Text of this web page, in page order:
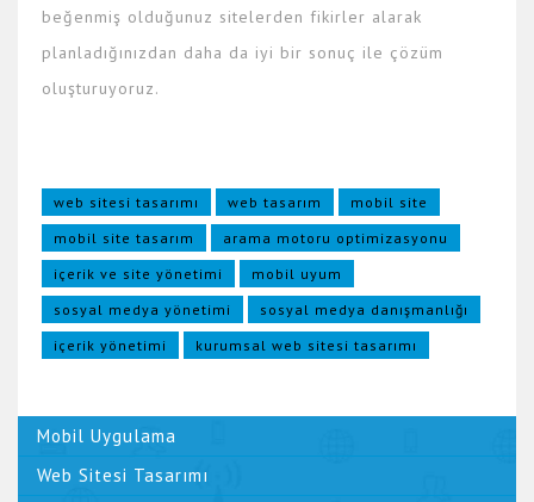
beğenmiş olduğunuz sitelerden fikirler alarak
planladığınızdan daha da iyi bir sonuç ile çözüm
oluşturuyoruz.
web sitesi tasarımı web tasarım
mobil site
mobil site tasarım
arama motoru optimizasyonu
içerik ve site yönetimi
mobil uyum
sosyal medya yönetimi
sosyal medya danışmanlığı
içerik yönetimi
kurumsal web sitesi tasarımı
Mobil Uygulama
Web Sitesi Tasarımı